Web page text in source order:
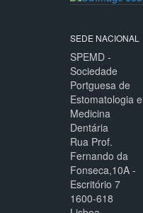
SEDE NACIONAL
SPEMD -
Sociedade
Portguesa de
Estomatologia e
Medicina
Dentária
Rua Prof.
Fernando da
Fonseca,10A -
Escritório 7
1600-618